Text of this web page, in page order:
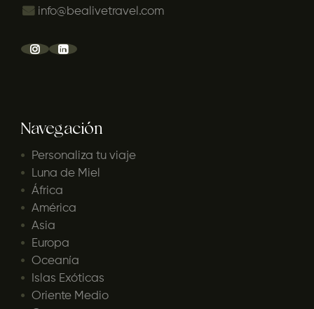
info@bealivetravel.com
Navegación
Personaliza tu viaje
Luna de Miel
África
América
Asia
Europa
Oceanía
Islas Exóticas
Oriente Medio